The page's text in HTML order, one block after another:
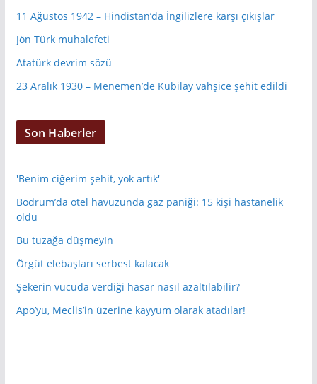
11 Ağustos 1942 – Hindistan’da İngilizlere karşı çıkışlar
Jön Türk muhalefeti
Atatürk devrim sözü
23 Aralık 1930 – Menemen’de Kubilay vahşice şehit edildi
Son Haberler
'Benim ciğerim şehit, yok artık'
Bodrum’da otel havuzunda gaz paniği: 15 kişi hastanelik
oldu
Bu tuzağa düşmeyIn
Örgüt elebaşları serbest kalacak
Şekerin vücuda verdiği hasar nasıl azaltılabilir?
Apo’yu, Meclis’in üzerine kayyum olarak atadılar!